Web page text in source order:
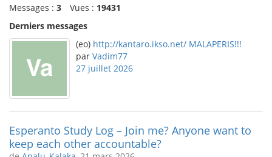
Messages : 3 Vues : 19431
Derniers messages
(eo) http://kantaro.ikso.net/ MALAPERIS!!!
par Vadim77
27 juillet 2026
Esperanto Study Log – Join me? Anyone want to
keep each other accountable?